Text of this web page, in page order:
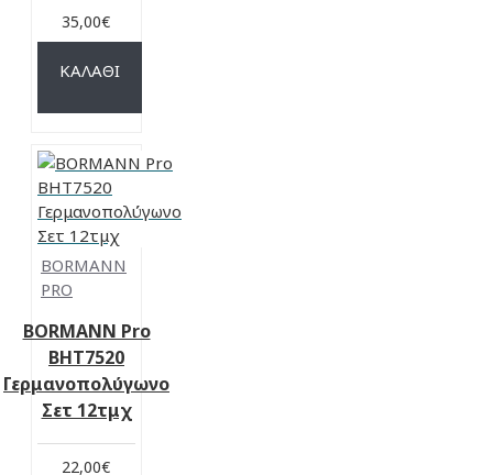
35,00€
ΚΑΛΆΘΙ
BORMANN
PRO
BORMANN Pro
BHT7520
Γερμανοπολύγωνο
Σετ 12τμχ
22,00€